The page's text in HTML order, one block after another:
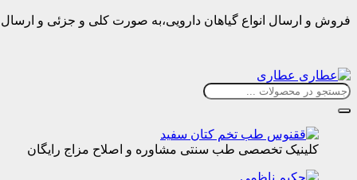
فروش و ارسال انواع گیاهان دارویی،به صورت کلی و جزئی و ارسال
کلینیک تخصصی طب سنتی مشاوره و اصلاح مزاج رایگان